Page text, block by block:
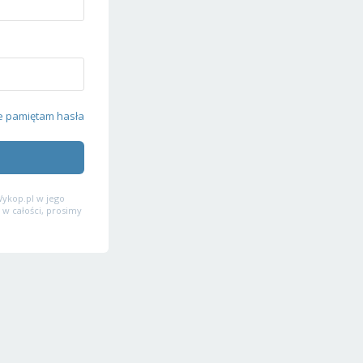
pamiętam hasła
w jego
całości, prosimy